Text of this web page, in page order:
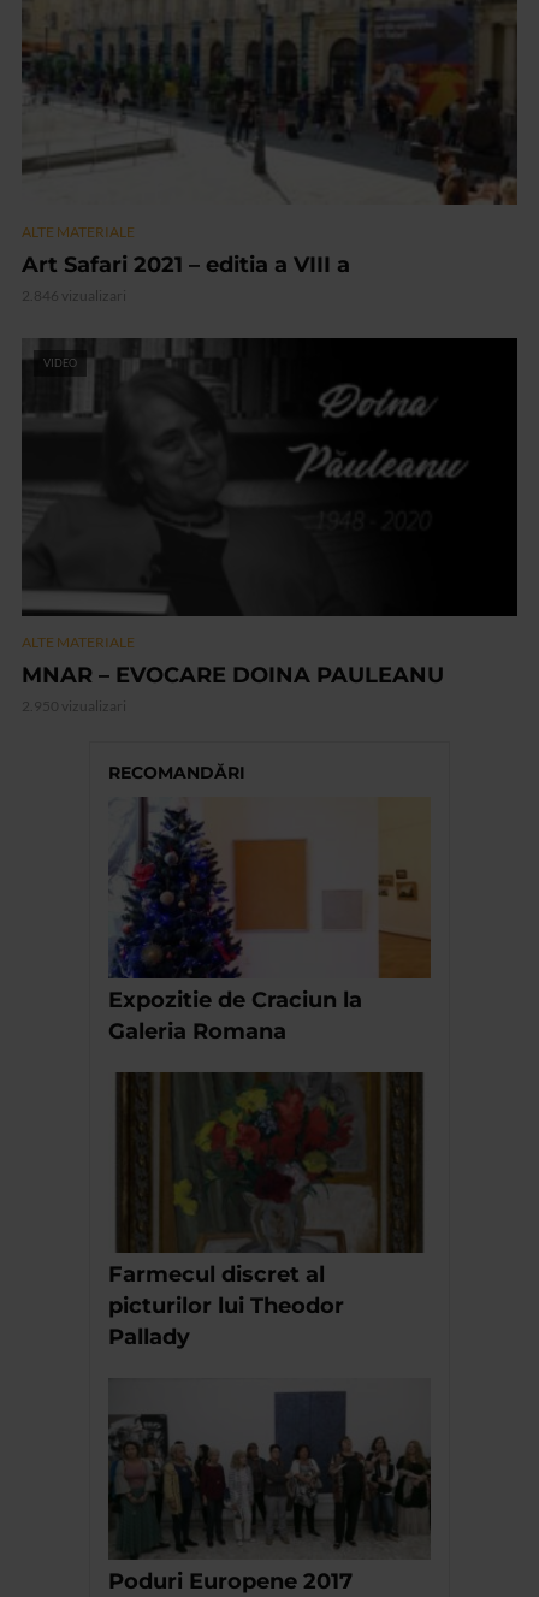
ALTE MATERIALE
Art Safari 2021 – editia a VIII a
2.846 vizualizari
VIDEO
ALTE MATERIALE
MNAR – EVOCARE DOINA PAULEANU
2.950 vizualizari
RECOMANDĂRI
Expozitie de Craciun la
Galeria Romana
Farmecul discret al
picturilor lui Theodor
Pallady
Poduri Europene 2017